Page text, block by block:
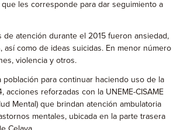
que les corresponde para dar seguimiento a
de atención durante el 2015 fueron ansiedad,
así como de ideas suicidas. En menor número
violencia y otros.
población para continuar haciendo uso de la
acciones reforzadas con la UNEME-CISAME
Mental) que brindan atención ambulatoria
mentales, ubicada en la parte trasera